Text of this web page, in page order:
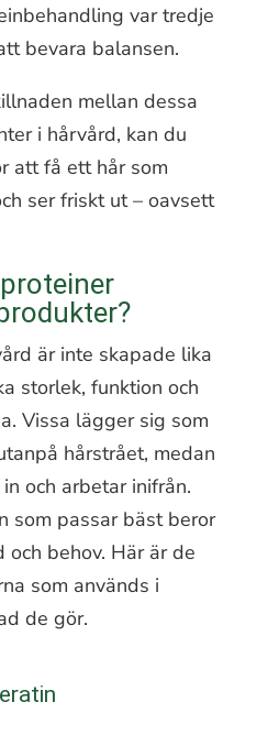
var tredje
bevara balansen.
mellan dessa
i hårvård, kan du
att få ett hår som
ser friskt ut – oavsett
är inte skapade lika
storlek, funktion och
Vissa lägger sig som
hårstrået, medan
och arbetar inifrån.
som passar bäst beror
behov. Här är de
som används i
de gör.